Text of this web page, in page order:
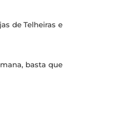
de Telheiras e
basta que